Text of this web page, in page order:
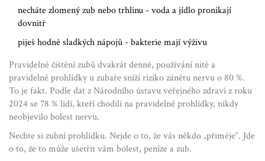
necháte zlomený zub nebo trhlinu - voda a jídlo pronikají
dovnitř
piješ hodně sladkých nápojů - bakterie mají výživu
Pravidelné čištění zubů dvakrát denně, používání nitě a
pravidelné prohlídky u zubaře sníží riziko zánětu nervu o 80 %.
To je fakt. Podle dat z Národního ústavu veřejného zdraví z roku
2024 se 78 % lidí, kteří chodili na pravidelné prohlídky, nikdy
neobjevilo bolest nervu.
Nechte si zubní prohlídku. Nejde o to, že vás někdo „přiměje“. Jde
o to, že to může ušetřit vám bolest, peníze a zub.